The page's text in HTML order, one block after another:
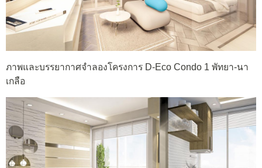
ภาพและบรรยากาศจำลองโครงการ D-Eco Condo 1 พัทยา-นา
เกลือ